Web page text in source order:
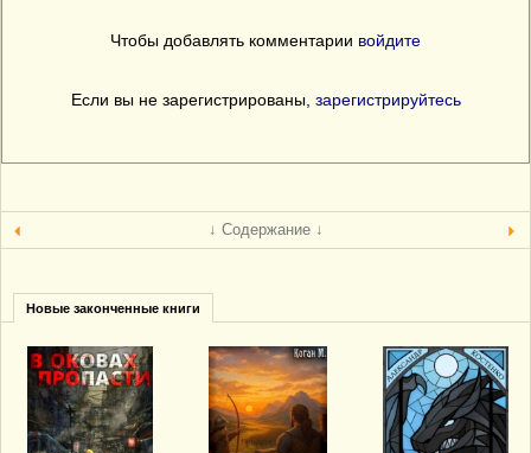
Чтобы добавлять комментарии войдите
Если вы не зарегистрированы, зарегистрируйтесь
↓ Содержание ↓
Новые законченные книги